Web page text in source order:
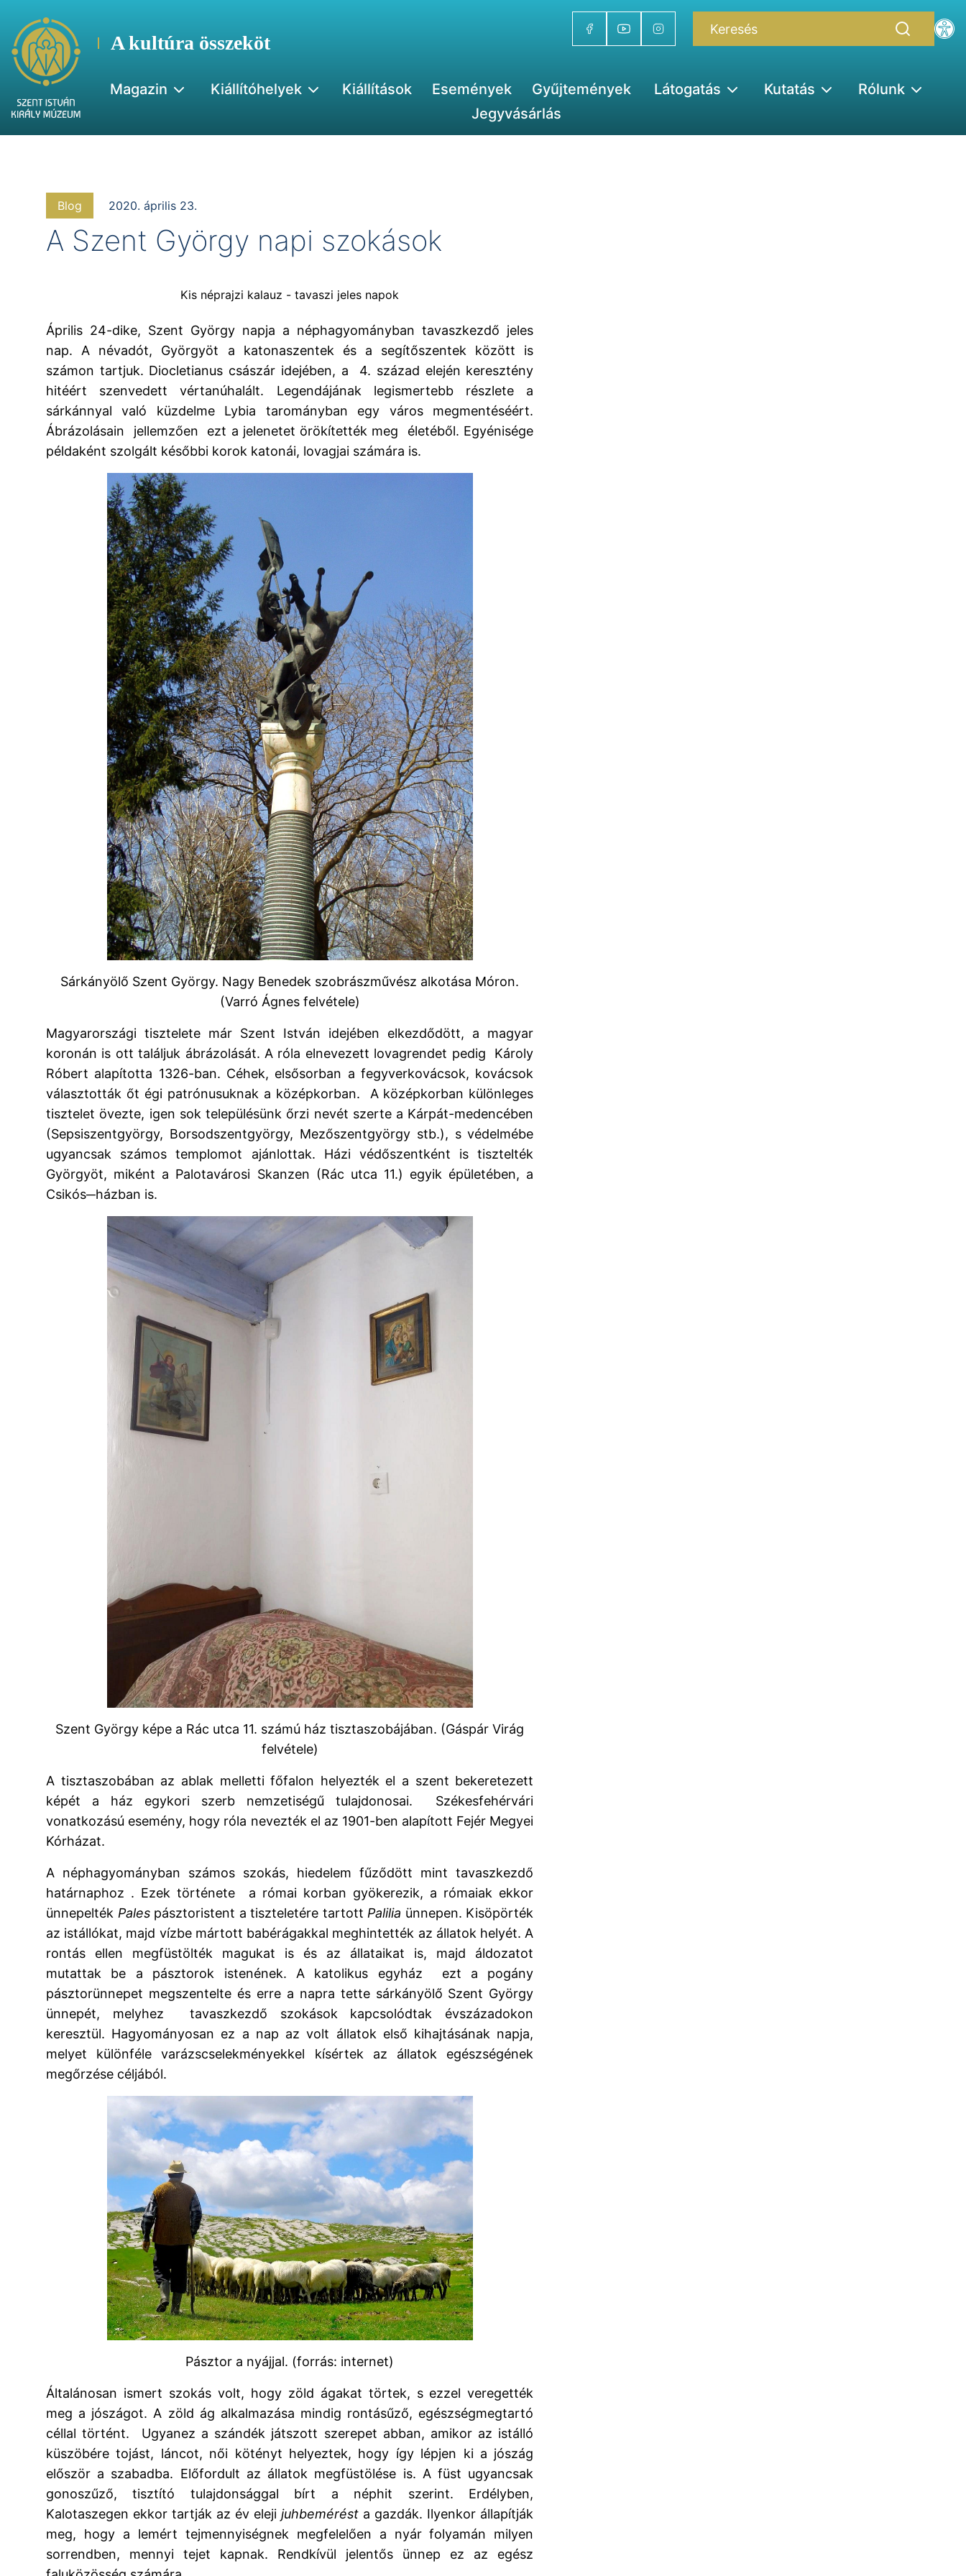
A kultúra összeköt
Magazin Kiállítóhelyek Kiállítások Események Gyűjtemények Látogatás Kutatás
Rólunk
Jegyvásárlás
Blog 2020. április 23.
A Szent György napi szokások
Kis néprajzi kalauz - tavaszi jeles napok
Április 24-dike, Szent György napja a néphagyományban tavaszkezdő jeles
nap. A névadót, Györgyöt a katonaszentek és a segítőszentek között is
számon tartjuk. Diocletianus császár idejében, a 4. század elején keresztény
hitéért szenvedett vértanúhalált. Legendájának legismertebb részlete a
sárkánnyal való küzdelme Lybia tarományban egy város megmentéséért.
Ábrázolásain jellemzően ezt a jelenetet örökítették meg életéből. Egyénisége
példaként szolgált későbbi korok katonái, lovagjai számára is.
Sárkányölő Szent György. Nagy Benedek szobrászművész alkotása Móron.
(Varró Ágnes felvétele)
Magyarországi tisztelete már Szent István idejében elkezdődött, a magyar
koronán is ott találjuk ábrázolását. A róla elnevezett lovagrendet pedig Károly
Róbert alapította 1326-ban. Céhek, elsősorban a fegyverkovácsok, kovácsok
választották őt égi patrónusuknak a középkorban. A középkorban különleges
tisztelet övezte, igen sok településünk őrzi nevét szerte a Kárpát-medencében
(Sepsiszentgyörgy, Borsodszentgyörgy, Mezőszentgyörgy stb.), s védelmébe
ugyancsak számos templomot ajánlottak. Házi védőszentként is tisztelték
Györgyöt, miként a Palotavárosi Skanzen (Rác utca 11.) egyik épületében, a
Csikós─házban is.
Szent György képe a Rác utca 11. számú ház tisztaszobájában. (Gáspár Virág
felvétele)
A tisztaszobában az ablak melletti főfalon helyezték el a szent bekeretezett
képét a ház egykori szerb nemzetiségű tulajdonosai. Székesfehérvári
vonatkozású esemény, hogy róla nevezték el az 1901-ben alapított Fejér Megyei
Kórházat.
A néphagyományban számos szokás, hiedelem fűződött mint tavaszkezdő
határnaphoz . Ezek története a római korban gyökerezik, a rómaiak ekkor
ünnepelték Pales pásztoristent a tiszteletére tartott Palilia ünnepen. Kisöpörték
az istállókat, majd vízbe mártott babérágakkal meghintették az állatok helyét. A
rontás ellen megfüstölték magukat is és az állataikat is, majd áldozatot
mutattak be a pásztorok istenének. A katolikus egyház ezt a pogány
pásztorünnepet megszentelte és erre a napra tette sárkányölő Szent György
ünnepét, melyhez tavaszkezdő szokások kapcsolódtak évszázadokon
keresztül. Hagyományosan ez a nap az volt állatok első kihajtásának napja,
melyet különféle varázscselekményekkel kísértek az állatok egészségének
megőrzése céljából.
Pásztor a nyájjal. (forrás: internet)
Általánosan ismert szokás volt, hogy zöld ágakat törtek, s ezzel veregették
meg a jószágot. A zöld ág alkalmazása mindig rontásűző, egészségmegtartó
céllal történt. Ugyanez a szándék játszott szerepet abban, amikor az istálló
küszöbére tojást, láncot, női kötényt helyeztek, hogy így lépjen ki a jószág
először a szabadba. Előfordult az állatok megfüstölése is. A füst ugyancsak
gonoszűző, tisztító tulajdonsággal bírt a néphit szerint. Erdélyben,
Kalotaszegen ekkor tartják az év elejijuhbemérést a gazdák. Ilyenkor állapítják
meg, hogy a lemért tejmennyiségnek megfelelően a nyár folyamán milyen
sorrendben, mennyi tejet kapnak. Rendkívül jelentős ünnep ez az egész